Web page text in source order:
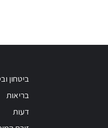
ביטחון
בריאות
דעות